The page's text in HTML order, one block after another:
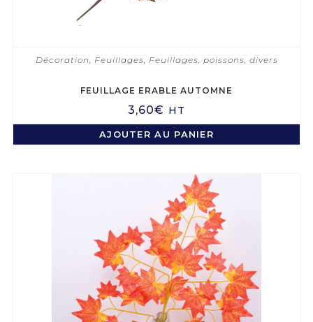
Décoration Feuillages Feuillages, poissons, divers
FEUILLAGE ERABLE AUTOMNE
3,60€ HT
AJOUTER AU PANIER